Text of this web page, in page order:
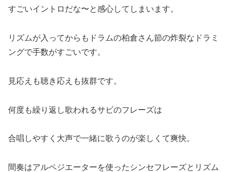
すごいイントロだな〜と感心してしまいます。
リズムが入ってからもドラムの柏倉さん節の炸裂なドラミ
ングで手数がすごいです。
見応えも聴き応えも抜群です。
何度も繰り返し歌われるサビのフレーズは
合唱しやすく大声で一緒に歌うのが楽しくて爽快。
間奏はアルペジエーターを使ったシンセフレーズとリズム